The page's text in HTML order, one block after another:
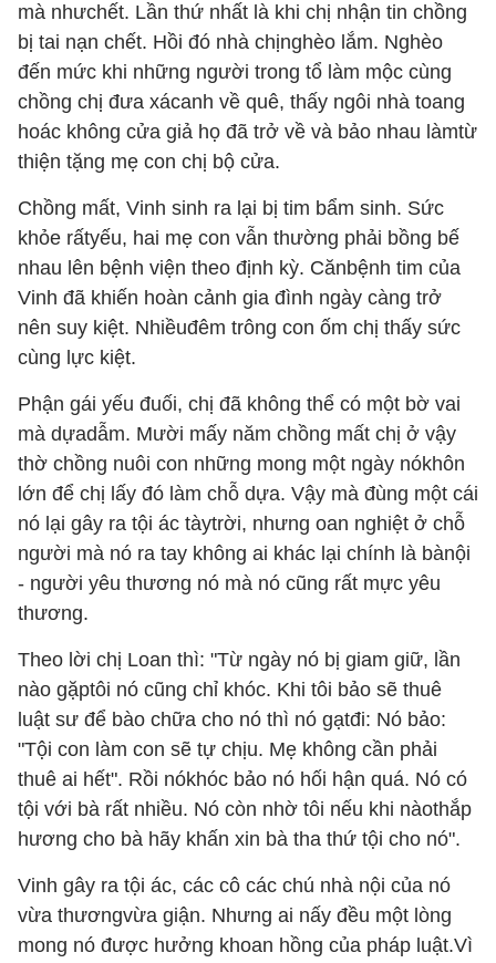
mà nhưchết. Lần thứ nhất là khi chị nhận tin chồng
bị tai nạn chết. Hồi đó nhà chịnghèo lắm. Nghèo
đến mức khi những người trong tổ làm mộc cùng
chồng chị đưa xácanh về quê, thấy ngôi nhà toang
hoác không cửa giả họ đã trở về và bảo nhau làmtừ
thiện tặng mẹ con chị bộ cửa.
Chồng mất, Vinh sinh ra lại bị tim bẩm sinh. Sức
khỏe rấtyếu, hai mẹ con vẫn thường phải bồng bế
nhau lên bệnh viện theo định kỳ. Cănbệnh tim của
Vinh đã khiến hoàn cảnh gia đình ngày càng trở
nên suy kiệt. Nhiềuđêm trông con ốm chị thấy sức
cùng lực kiệt.
Phận gái yếu đuối, chị đã không thể có một bờ vai
mà dựadẫm. Mười mấy năm chồng mất chị ở vậy
thờ chồng nuôi con những mong một ngày nókhôn
lớn để chị lấy đó làm chỗ dựa. Vậy mà đùng một cái
nó lại gây ra tội ác tàytrời, nhưng oan nghiệt ở chỗ
người mà nó ra tay không ai khác lại chính là bànội
- người yêu thương nó mà nó cũng rất mực yêu
thương.
Theo lời chị Loan thì: "Từ ngày nó bị giam giữ, lần
nào gặptôi nó cũng chỉ khóc. Khi tôi bảo sẽ thuê
luật sư để bào chữa cho nó thì nó gạtđi: Nó bảo:
"Tội con làm con sẽ tự chịu. Mẹ không cần phải
thuê ai hết". Rồi nókhóc bảo nó hối hận quá. Nó có
tội với bà rất nhiều. Nó còn nhờ tôi nếu khi nàothắp
hương cho bà hãy khấn xin bà tha thứ tội cho nó".
Vinh gây ra tội ác, các cô các chú nhà nội của nó
vừa thươngvừa giận. Nhưng ai nấy đều một lòng
mong nó được hưởng khoan hồng của pháp luật.Vì